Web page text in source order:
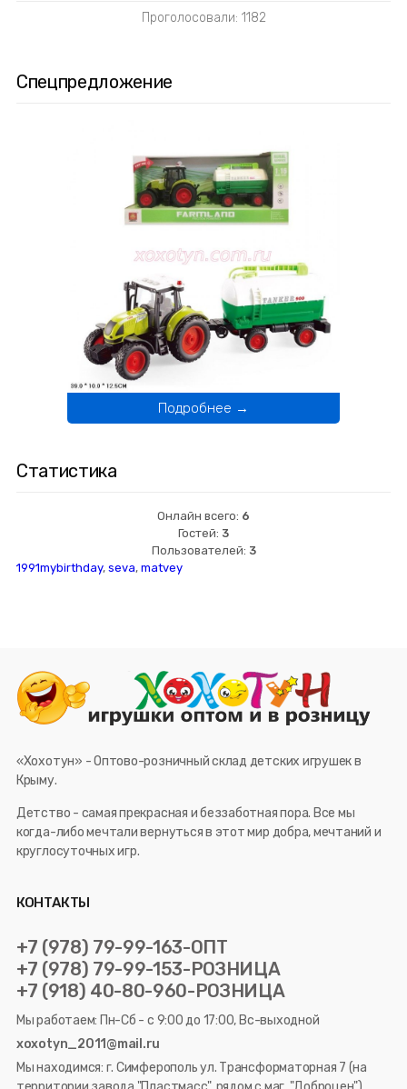
Проголосовали: 1182
Спецпредложение
Подробнее →
Статистика
Онлайн всего: 6
Гостей: 3
Пользователей: 3
1991mybirthday, seva, matvey
«Хохотун» - Оптово-розничный склад детских игрушек в
Крыму.
Детство - самая прекрасная и беззаботная пора. Все мы
когда-либо мечтали вернуться в этот мир добра, мечтаний и
круглосуточных игр.
КОНТАКТЫ
+7 (978) 79-99-163-ОПТ
+7 (978) 79-99-153-РОЗНИЦА
+7 (918) 40-80-960-РОЗНИЦА
Мы работаем: Пн-Сб - с 9:00 до 17:00, Вс-выходной
xoxotyn_2011@mail.ru
Мы находимся: г. Симферополь ул. Трансформаторная 7 (на